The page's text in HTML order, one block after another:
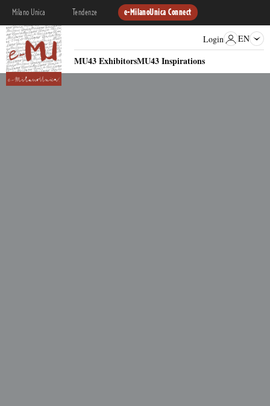
Milano Unica Tendenze e-MilanoUnica Connect
MU43 ExhibitorsMU43 Inspirations
Login EN